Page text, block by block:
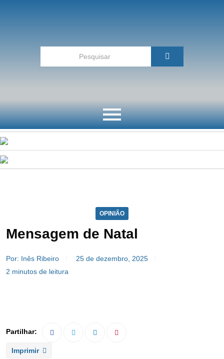
OPINIÃO
Mensagem de Natal
Por: Inês Ribeiro
25 de dezembro, 2025
2 minutos de leitura
Imprimir